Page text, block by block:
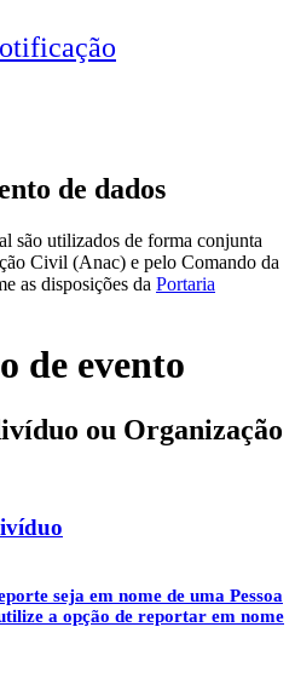
de dados
são utilizados de forma conjunta
Civil (Anac) e pelo Comando da
as disposições da Portaria
de evento
ou Organização
seja em nome de uma Pessoa
a opção de reportar em nome